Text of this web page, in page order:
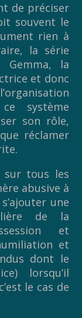
de préciser
souvent le
rien à
la série
la
et donc
système
son rôle,
réclamer
sur tous les
abusive à
une
de la
et
et
dont le
lorsqu’il
le cas de